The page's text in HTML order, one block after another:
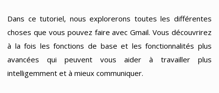
Dans ce tutoriel, nous explorerons toutes les différentes
choses que vous pouvez faire avec Gmail. Vous découvrirez
à la fois les fonctions de base et les fonctionnalités plus
avancées qui peuvent vous aider à travailler plus
intelligemment et à mieux communiquer.